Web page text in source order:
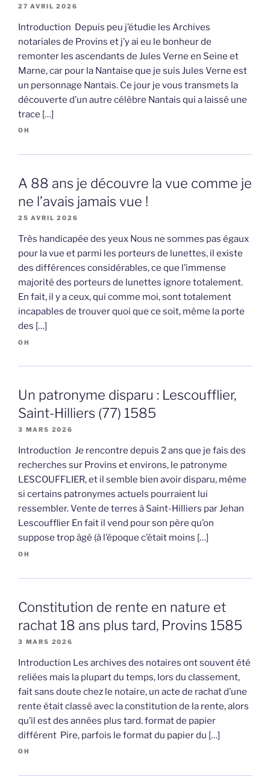
27 AVRIL 2026
Introduction Depuis peu j’étudie les Archives
notariales de Provins et j’y ai eu le bonheur de
remonter les ascendants de Jules Verne en Seine et
Marne, car pour la Nantaise que je suis Jules Verne est
un personnage Nantais. Ce jour je vous transmets la
découverte d’un autre célèbre Nantais qui a laissé une
trace […]
OH
A 88 ans je découvre la vue comme je
ne l’avais jamais vue !
25 AVRIL 2026
Très handicapée des yeux Nous ne sommes pas égaux
pour la vue et parmi les porteurs de lunettes, il existe
des différences considérables, ce que l’immense
majorité des porteurs de lunettes ignore totalement.
En fait, il y a ceux, qui comme moi, sont totalement
incapables de trouver quoi que ce soit, même la porte
des […]
OH
Un patronyme disparu : Lescoufflier,
Saint-Hilliers (77) 1585
3 MARS 2026
Introduction Je rencontre depuis 2 ans que je fais des
recherches sur Provins et environs, le patronyme
LESCOUFFLIER, et il semble bien avoir disparu, même
si certains patronymes actuels pourraient lui
ressembler. Vente de terres à Saint-Hilliers par Jehan
Lescoufflier En fait il vend pour son père qu’on
suppose trop âgé (à l’époque c’était moins […]
OH
Constitution de rente en nature et
rachat 18 ans plus tard, Provins 1585
3 MARS 2026
Introduction Les archives des notaires ont souvent été
reliées mais la plupart du temps, lors du classement,
fait sans doute chez le notaire, un acte de rachat d’une
rente était classé avec la constitution de la rente, alors
qu’il est des années plus tard. format de papier
différent Pire, parfois le format du papier du […]
OH